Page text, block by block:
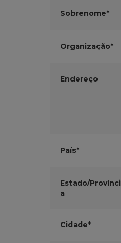
Sobrenome*
Organização*
Endereço
País*
Estado/Provínci
a
Cidade*